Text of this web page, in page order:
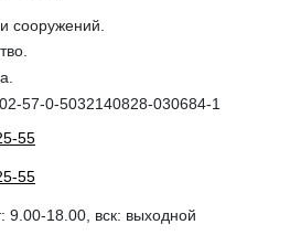
сооружений.
57-0-5032140828-030684-1
55
55
9.00-18.00, вск: выходной